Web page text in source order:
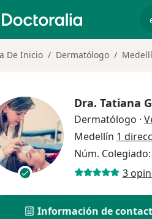
De Inicio Dermatólogo
Dra. Tatiana
Dermatólogo ·
Medellín 1
Núm.
3
Información de